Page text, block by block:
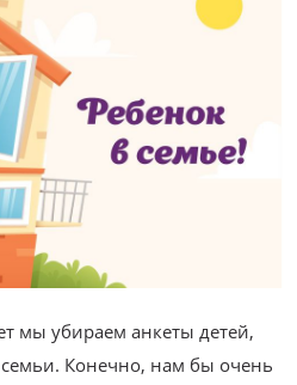
мы убираем анкеты детей,
Конечно, нам бы очень